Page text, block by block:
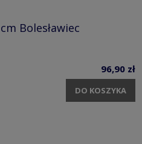
Bolesławiec
96,90 zł
DO KOSZYKA